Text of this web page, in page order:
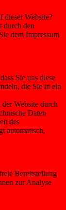
dieser Website?
durch den
dem Impressum
Sie uns diese
die Sie in ein
Website durch
Daten
des
automatisch,
Bereitstellung
zur Analyse